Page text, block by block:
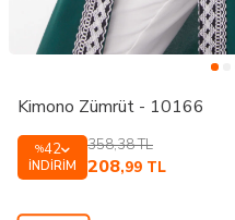
Kimono Zümrüt - 10166
%42
İNDIRIM
358,38TL
208,99 TL